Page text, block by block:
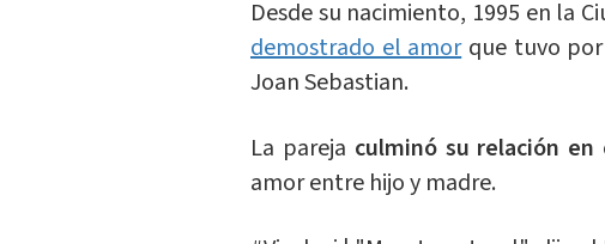
Desde su nacimiento, 1995 en la
demostrado el amorque tuvo
Joan Sebastian.
La pareja culminó su relación en
amor entre hijo y madre.